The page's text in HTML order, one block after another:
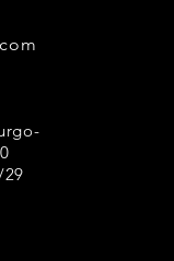
tenha o pé mais
também pedir um
Como conservar
Evite exposição
Limpe com um
Use graxa ou